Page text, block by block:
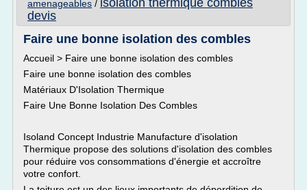
amenageables / isolation thermique combles
devis
Faire une bonne isolation des combles
Accueil > Faire une bonne isolation des combles
Faire une bonne isolation des combles
Matériaux D'Isolation Thermique
Faire Une Bonne Isolation Des Combles
Isoland Concept Industrie Manufacture d'isolation
Thermique propose des solutions d'isolation des combles
pour réduire vos consommations d'énergie et accroître
votre confort.